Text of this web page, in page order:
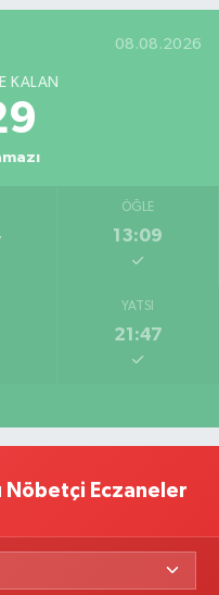
08.08.2026
KALAN
ÖĞLE
13:09
YATSI
21:47
Nöbetçi Eczaneler